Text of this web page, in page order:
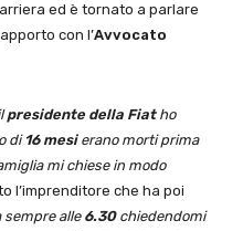
ed è tornato a parlare
con l’Avvocato
presidente della Fiatho
di 16 mesierano morti prima
mi chiese in modo
l’imprenditore che ha poi
alle6.30chiedendomi